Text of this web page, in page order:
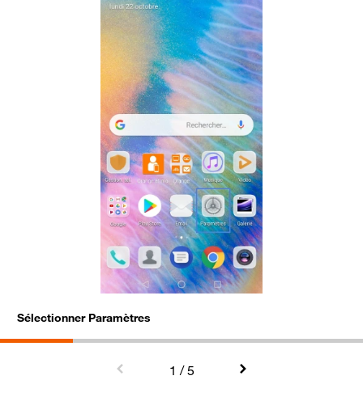
Sélectionner Paramètres
1 / 5